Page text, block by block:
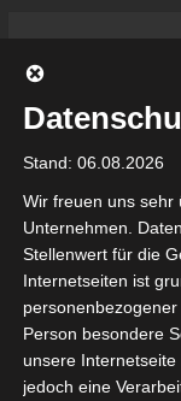
Stand: 06.08.2026
Wir freuen uns sehr
Unternehmen.
Stellenwert für die
Internetseiten ist
Person besondere
unsere
jedoch eine